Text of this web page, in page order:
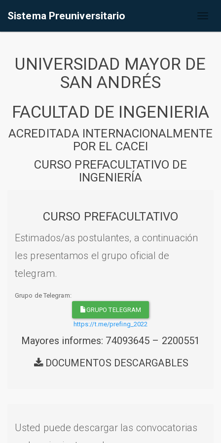
Sistema Preuniversitario
UNIVERSIDAD MAYOR DE
SAN ANDRÉS
FACULTAD DE INGENIERIA
ACREDITADA INTERNACIONALMENTE
POR EL CACEI
CURSO PREFACULTATIVO DE
INGENIERÍA
CURSO PREFACULTATIVO
Estimados/as postulantes, a continuación
les presentamos el grupo oficial de
telegram.
Grupo de Telegram:
GRUPO TELEGRAM
https://t.me/prefing_2022
Mayores informes: 74093645 – 2200551
DOCUMENTOS DESCARGABLES
Usted puede descargar las convocatorias